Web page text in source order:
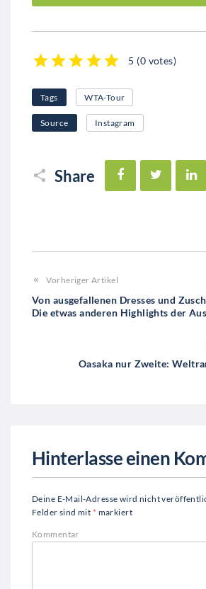
5 (0 votes)
Tags WTA-Tour
Source Instagram
Share
FacebookTwitter
Vorheriger Artikel
Von ausgefallenen Dresses und
Die etwas anderen Highlights der
Oasaka nur Zweite:
Hinterlasse einen
Deine E-Mail-Adresse wird nicht
Felder sind mit * markiert
Kommentar